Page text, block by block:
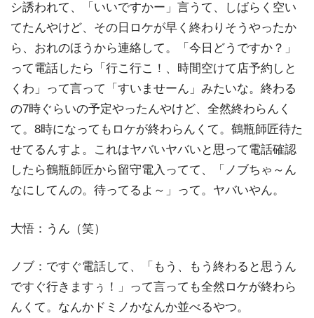
シ誘われて、「いいですかー」言うて、しばらく空い
てたんやけど、その日ロケが早く終わりそうやったか
ら、おれのほうから連絡して。「今日どうですか？」
って電話したら「行こ行こ！、時間空けて店予約しと
くわ」って言って「すいませーん」みたいな。終わる
の7時ぐらいの予定やったんやけど、全然終わらんく
て。8時になってもロケが終わらんくて。鶴瓶師匠待た
せてるんすよ。これはヤバいヤバいと思って電話確認
したら鶴瓶師匠から留守電入ってて、「ノブちゃ～ん
なにしてんの。待ってるよ～」って。ヤバいやん。
大悟：うん（笑）
ノブ：ですぐ電話して、「もう、もう終わると思うん
ですぐ行きますぅ！」って言っても全然ロケが終わら
んくて。なんかドミノかなんか並べるやつ。